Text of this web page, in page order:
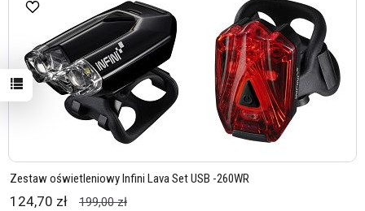
Zestaw oświetleniowy Infini Lava Set USB -260WR
124,70 zł 199,00 zł